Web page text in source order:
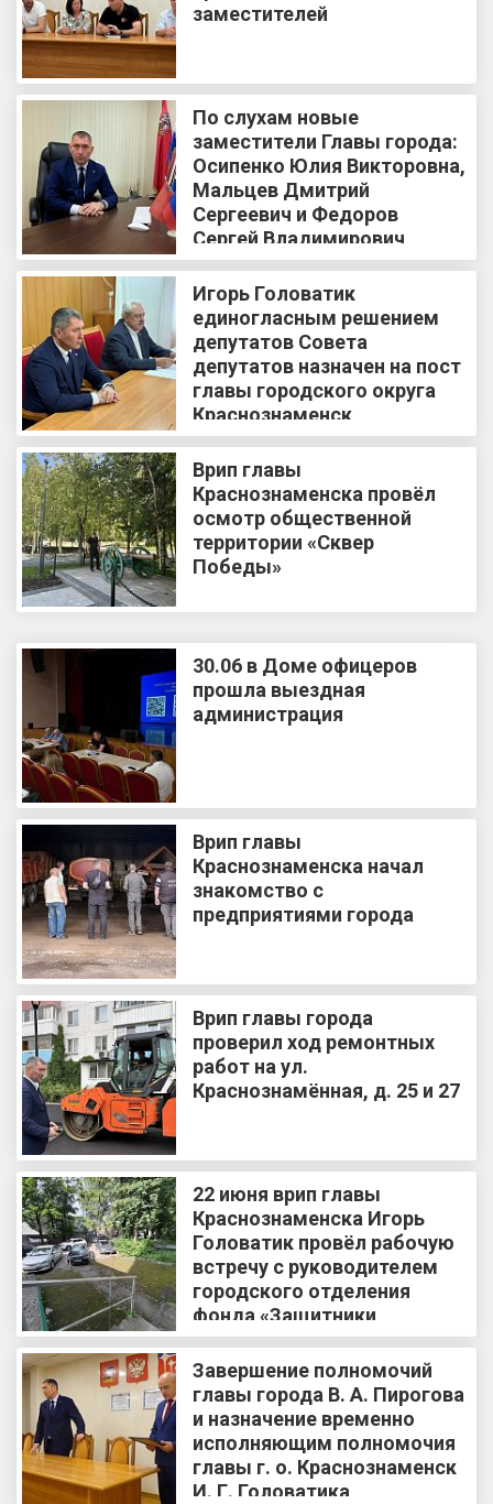
заместителей
По слухам новые
заместители Главы города:
Осипенко Юлия Викторовна,
Мальцев Дмитрий
Сергеевич и Федоров
Сергей Владимирович
Игорь Головатик
единогласным решением
депутатов Совета
депутатов назначен на пост
главы городского округа
Краснознаменск
Врип главы
Краснознаменска провёл
осмотр общественной
территории «Сквер
Победы»
30.06 в Доме офицеров
прошла выездная
администрация
Врип главы
Краснознаменска начал
знакомство с
предприятиями города
Врип главы города
проверил ход ремонтных
работ на ул.
Краснознамённая, д. 25 и 27
22 июня врип главы
Краснознаменска Игорь
Головатик провёл рабочую
встречу с руководителем
городского отделения
фонда «Защитники
Отечества» Светланой
Толубенской
Завершение полномочий
главы города В. А. Пирогова
и назначение временно
исполняющим полномочия
главы г. о. Краснознаменск
И. Г. Головатика